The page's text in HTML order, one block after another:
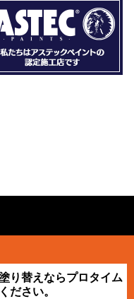
り替えならプロタイム
ださい。